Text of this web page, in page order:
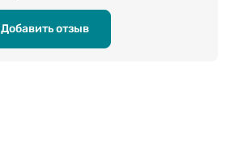
Добавить отзыв